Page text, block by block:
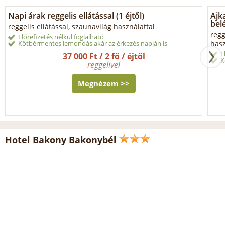
Napi árak reggelis ellátással (1 éjtől)
reggelis ellátással, szaunavilág használattal
Előrefizetés nélkül foglalható
Kötbérmentes lemondás akár az érkezés napján is
37 000 Ft / 2 fő / éjtől
reggelivel
Megnézem >>
Hotel Bakony Bakonybél